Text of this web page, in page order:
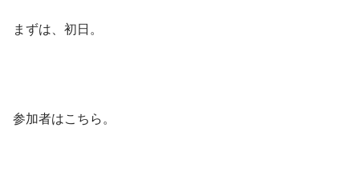
まずは、初日。
参加者はこちら。